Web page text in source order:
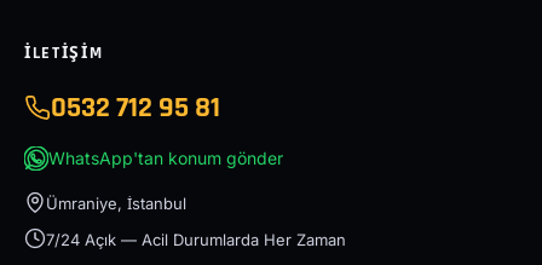
İLETIŞIM
0532 712 95 81
WhatsApp'tan konum gönder
Ümraniye, İstanbul
7/24 Açık — Acil Durumlarda Her Zaman